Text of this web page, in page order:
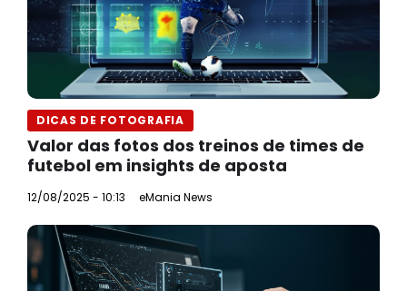
DICAS DE FOTOGRAFIA
Valor das fotos dos treinos de times de
futebol em insights de aposta
12/08/2025 - 10:13 eMania News